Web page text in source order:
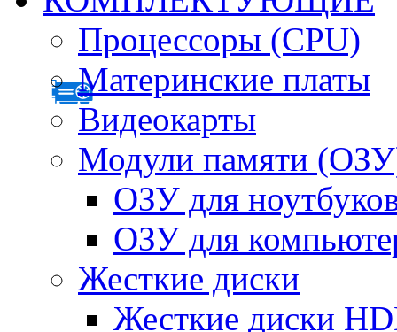
Процессоры (CPU)
Материнские платы
Видеокарты
Модули памяти
ОЗУ для
ОЗУ для
Жесткие диски
Жесткие диски